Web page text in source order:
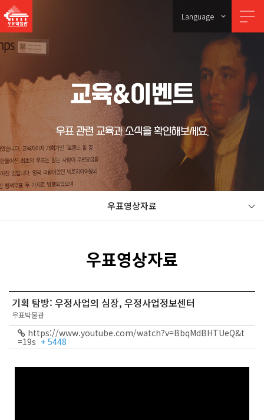
Language
교육&이벤트
우표 관련 교육과 소식을 확인해보세요.
우표영상자료
우표영상자료
기획 탐방: 우정사업의 심장, 우정사업정보센터
우표박물관
https://www.youtube.com/watch?v=BbqMdBHTUeQ&t
=19s + 5448